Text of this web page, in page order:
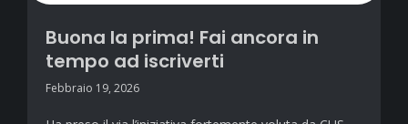
Buona la prima! Fai ancora in
tempo ad iscriverti
Febbraio 19, 2026